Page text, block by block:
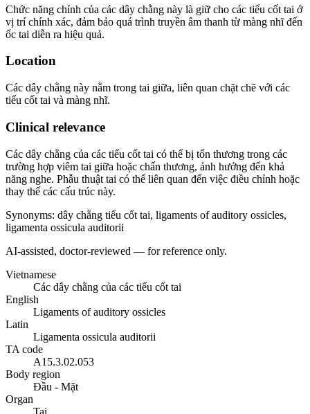
Chức năng chính của các dây chằng này là giữ cho các tiểu cốt tai ở
vị trí chính xác, đảm bảo quá trình truyền âm thanh từ màng nhĩ đến
ốc tai diễn ra hiệu quả.
Location
Các dây chằng này nằm trong tai giữa, liên quan chặt chẽ với các
tiểu cốt tai và màng nhĩ.
Clinical relevance
Các dây chằng của các tiểu cốt tai có thể bị tổn thương trong các
trường hợp viêm tai giữa hoặc chấn thương, ảnh hưởng đến khả
năng nghe. Phẫu thuật tai có thể liên quan đến việc điều chỉnh hoặc
thay thế các cấu trúc này.
Synonyms: dây chằng tiểu cốt tai, ligaments of auditory ossicles,
ligamenta ossicula auditorii
AI-assisted, doctor-reviewed — for reference only.
Vietnamese
Các dây chằng của các tiểu cốt tai
English
Ligaments of auditory ossicles
Latin
Ligamenta ossicula auditorii
TA code
A15.3.02.053
Body region
Đầu - Mặt
Organ
Tai